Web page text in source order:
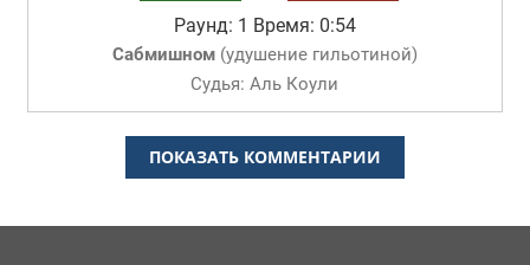
Раунд: 1 Время: 0:54
Сабмишном(удушение гильотиной)
Судья: Аль Коули
ПОКАЗАТЬ КОММЕНТАРИИ